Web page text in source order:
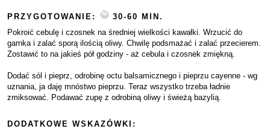
PRZYGOTOWANIE:
30-60 MIN.
Pokroić cebulę i czosnek na średniej wielkości kawałki. Wrzucić do
garnka i zalać sporą ilością oliwy. Chwilę podsmażać i zalać przecierem.
Zostawić to na jakieś pół godziny - aż cebula i czosnek zmiękną.
Dodać sól i pieprz, odrobinę octu balsamicznego i pieprzu cayenne - wg
uznania, ja daję mnóstwo pieprzu. Teraz wszystko trzeba ładnie
zmiksować. Podawać zupę z odrobiną oliwy i świeżą bazylią.
DODATKOWE WSKAZÓWKI: